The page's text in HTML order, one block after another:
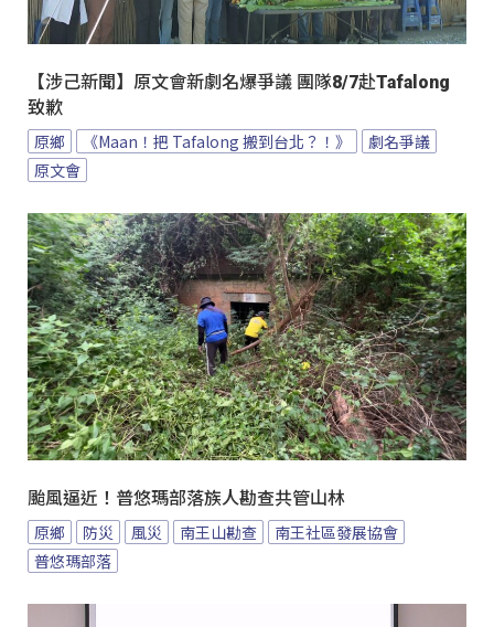
【涉己新聞】原文會新劇名爆爭議 團隊8/7赴Tafalong
致歉
原鄉 《Maan！把 Tafalong 搬到台北？！》
劇名爭議
原文會
颱風逼近！普悠瑪部落族人勘查共管山林
原鄉 防災 風災 南王山勘查
南王社區發展協會
普悠瑪部落